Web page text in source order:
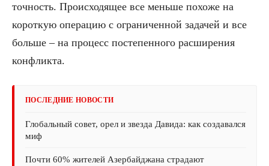
точность. Происходящее все меньше похоже на
короткую операцию с ограниченной задачей и все
больше – на процесс постепенного расширения
конфликта.
ПОСЛЕДНИЕ НОВОСТИ
Глобальный совет, орел и звезда Давида: как создавался
миф
Почти 60% жителей Азербайджана страдают